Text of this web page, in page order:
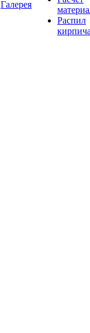
Галерея
Распил